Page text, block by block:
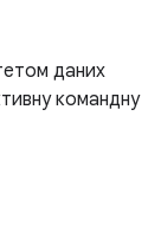
даних
командну